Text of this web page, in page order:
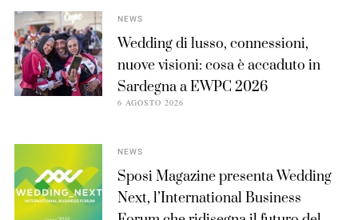
NEWS
Wedding di lusso, connessioni,
nuove visioni: cosa è accaduto in
Sardegna a EWPC 2026
6 AGOSTO 2026
NEWS
Sposi Magazine presenta Wedding
Next, l’International Business